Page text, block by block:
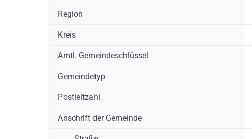
Region
Kreis
Amtl. Gemeindeschlüssel
Gemeindetyp
Postleitzahl
Anschrift der Gemeinde